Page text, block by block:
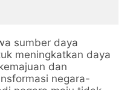
sumber daya
meningkatkan daya
dan
negara-